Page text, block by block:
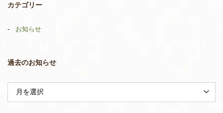
カテゴリー
お知らせ
過去のお知らせ